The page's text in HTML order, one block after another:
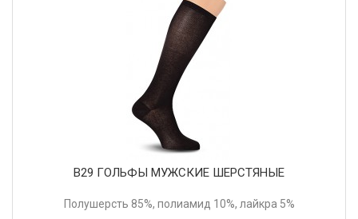
В29 ГОЛЬФЫ МУЖСКИЕ ШЕРСТЯНЫЕ
Полушерсть 85%, полиамид 10%, лайкра 5%